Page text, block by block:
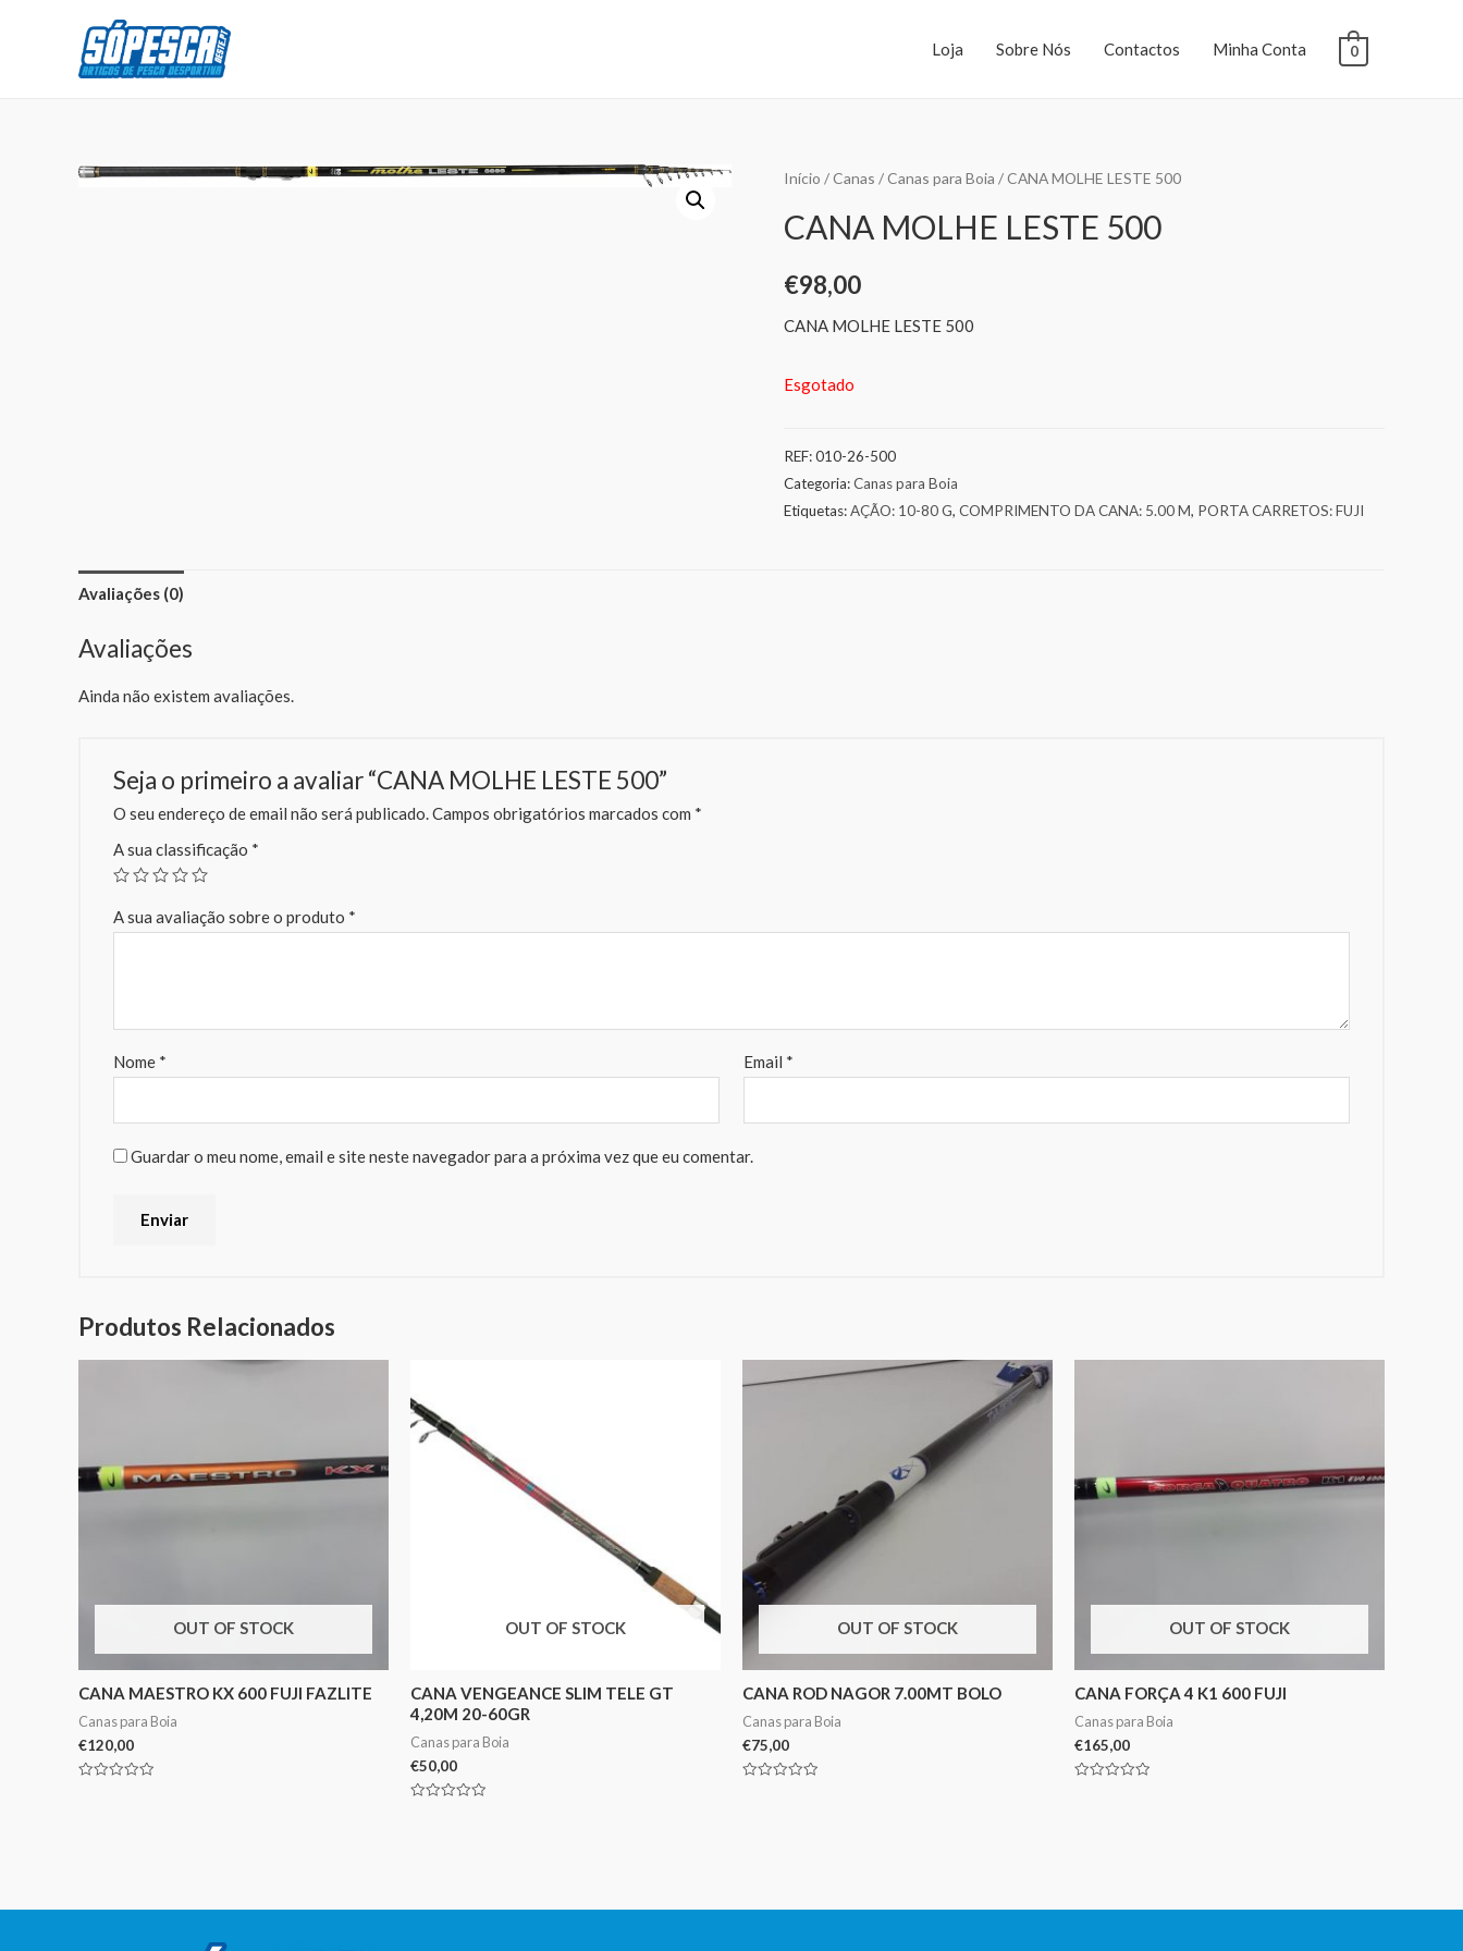
Loja Sobre Nós Contactos Minha Conta 0
Início /Canas /Canas para Boia / CANA MOLHE LESTE 500
CANA MOLHE LESTE 500
€98,00
CANA MOLHE LESTE 500
Esgotado
REF:010-26-500
Categoria:Canas para Boia
Etiquetas:AÇÃO: 10-80 G, COMPRIMENTO DA CANA: 5.00 M, PORTA CARRETOS: FUJI
Avaliações (0)
Avaliações
Ainda não existem avaliações.
Seja o primeiro a avaliar “CANA MOLHE LESTE 500”
O seu endereço de email não será publicado.Campos obrigatórios marcados com *
A sua classificação *
A sua avaliação sobre o produto *
Nome * Email *
Guardar o meu nome, email e site neste navegador para a próxima vez que eu comentar.
Produtos Relacionados
OUT OF STOCK
CANA MAESTRO KX 600 FUJI FAZLITE
Canas para Boia
€120,00
OUT OF STOCK
CANA VENGEANCE SLIM TELE GT
4,20M 20-60GR
Canas para Boia
€50,00
OUT OF STOCK
CANA ROD NAGOR 7.00MT BOLO
Canas para Boia
€75,00
OUT OF STOCK
CANA FORÇA 4 K1 600 FUJI
Canas para Boia
€165,00